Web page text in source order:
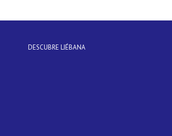
DESCUBRE LIÉBANA